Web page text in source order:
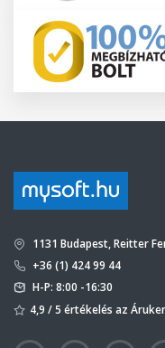
1131 Budapest, Reitter
+36 (1) 424 99 44
H-P: 8:00 -16:30
4,9 / 5 értékelés az